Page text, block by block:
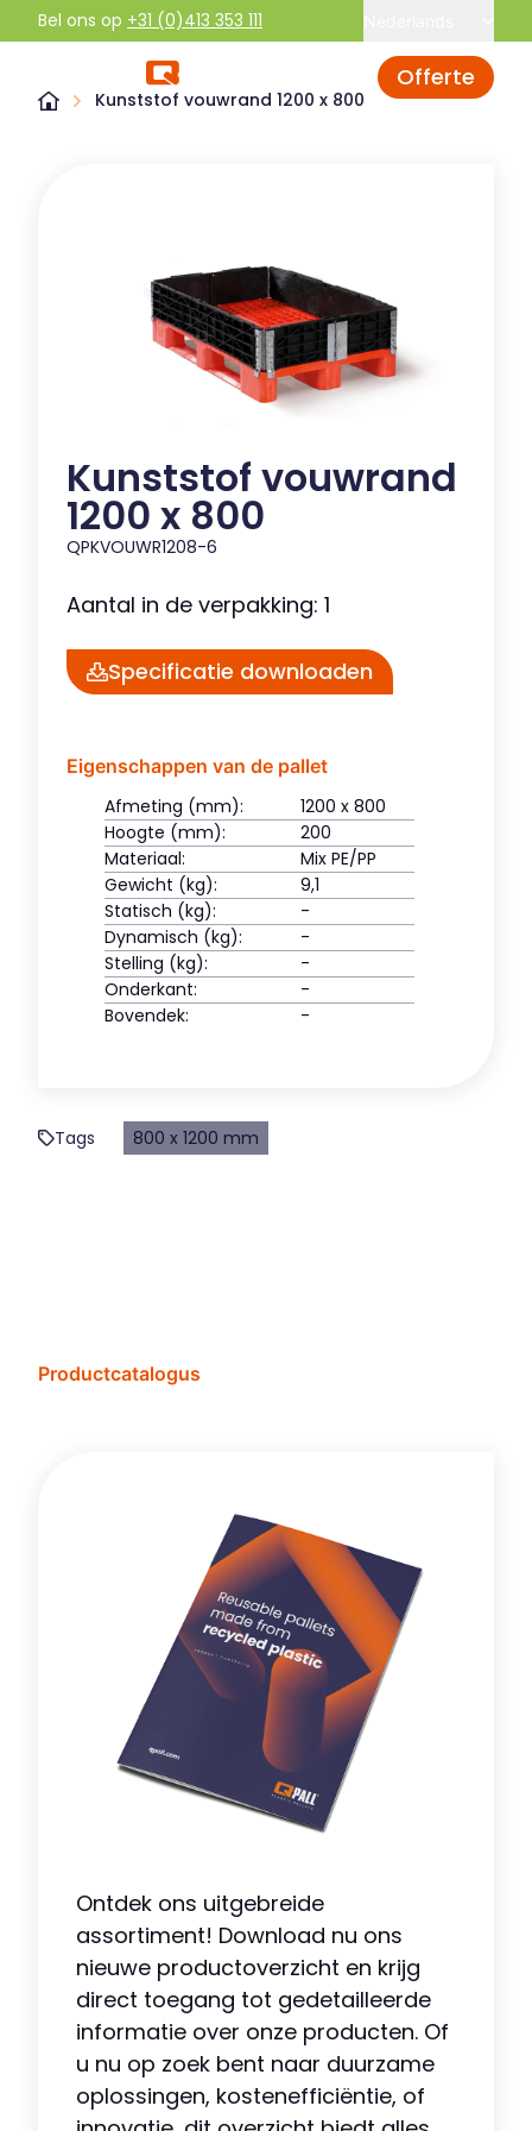
Bel ons op +31 (0)413 353 111
Offerte
Kunststof vouwrand 1200 x 800
Kunststof vouwrand
1200 x 800
QPKVOUWR1208-6
Aantal in de verpakking: 1
Specificatie downloaden
Eigenschappen van de pallet
Afmeting (mm):
1200 x 800
Hoogte (mm):
200
Materiaal:
Mix PE/PP
Gewicht (kg):
9,1
Statisch (kg):
-
Dynamisch (kg):
-
Stelling (kg):
-
Onderkant:
-
Bovendek:
-
Tags 800 x 1200 mm
Productcatalogus
Ontdek ons uitgebreide
assortiment! Download nu ons
nieuwe productoverzicht en krijg
direct toegang tot gedetailleerde
informatie over onze producten. Of
u nu op zoek bent naar duurzame
oplossingen, kostenefficiëntie, of